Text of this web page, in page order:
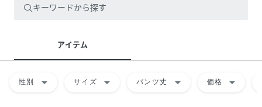
キーワードから探す
アイテム
性別 arrow_drop_down サイズ arrow_drop_down パンツ丈 arrow_drop_down 価格 arrow_drop_down